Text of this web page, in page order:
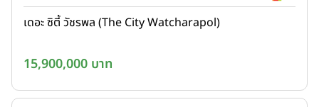
เดอะ ซิตี้ วัชรพล (The City Watcharapol)
15,900,000 บาท